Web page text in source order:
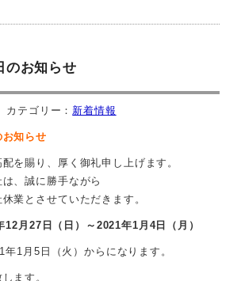
のお知らせ
カテゴリー： 新着情報
知らせ
を賜り、厚く御礼申し上げます。
、誠に勝手ながら
業とさせていただきます。
12月27日（日）～2021年1月4日（月）
年1月5日（火）からになります。
ます。